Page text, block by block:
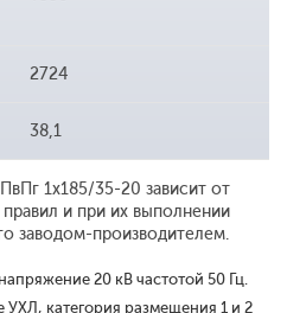
2724
38,1
1x185/35-20 зависит от
и при их выполнении
заводом-производителем.
20 кВ частотой 50 Гц.
УХЛ, категория размещения 1 и 2